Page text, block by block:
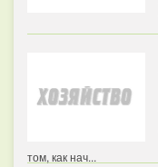
том, как нач...